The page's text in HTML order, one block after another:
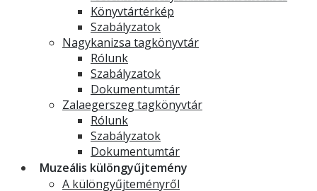
Könyvtártérkép
Szabályzatok
Nagykanizsa tagkönyvtár
Rólunk
Szabályzatok
Dokumentumtár
Zalaegerszeg tagkönyvtár
Rólunk
Szabályzatok
Dokumentumtár
Muzeális különgyűjtemény
A különgyűjteményről